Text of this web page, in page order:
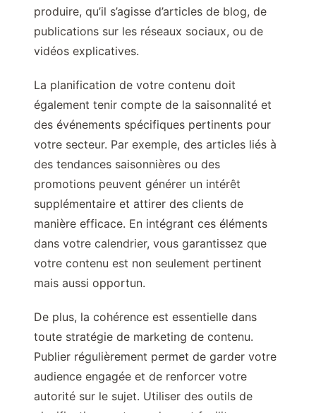
produire, qu’il s’agisse d’articles de blog, de
publications sur les réseaux sociaux, ou de
vidéos explicatives.
La planification de votre contenu doit
également tenir compte de la saisonnalité et
des événements spécifiques pertinents pour
votre secteur. Par exemple, des articles liés à
des tendances saisonnières ou des
promotions peuvent générer un intérêt
supplémentaire et attirer des clients de
manière efficace. En intégrant ces éléments
dans votre calendrier, vous garantissez que
votre contenu est non seulement pertinent
mais aussi opportun.
De plus, la cohérence est essentielle dans
toute stratégie de marketing de contenu.
Publier régulièrement permet de garder votre
audience engagée et de renforcer votre
autorité sur le sujet. Utiliser des outils de